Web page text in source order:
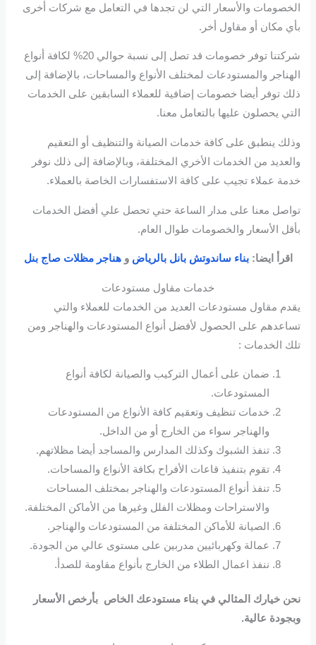
الخصومات والأسعار التي لن تجدها في التعامل مع شركات أخرى
بأي مكان أو مقاول أخر.
شركتنا توفر خصومات قد تصل إلى نسبة حوالي 20% لكافة أنواع
الهناجر والمستودعات لمختلف الأنواع والمساحات، بالإضافة إلى
ذلك توفر أيضا خصومات إضافية للعملاء السابقين على الخدمات
التي يحصلون عليها بالتعامل معنا.
وذلك ينطبق على كافة خدمات الصيانة والتنظيف أو التعقيم
والعديد من الخدمات الأخري المختلفة، وبالإضافة إلى ذلك نوفر
خدمة عملاء تجيب على كافة الاستفسارات الخاصة بالعملاء.
تواصل معنا على مدار الساعة حتي تحصل علي أفضل الخدمات
بأقل الأسعار والخصومات طوال العام.
اقرأ ايضا:بناء ساندوتش بانل بالرياض وهناجر مظلات صاج بنل
خدمات مقاول مستودعات
يقدم مقاول مستودعات العديد من الخدمات للعملاء والتي
تساعدهم على الحصول لأفضل أنواع المستودعات والهناجر ومن
تلك الخدمات :
ضمان على أعمال التركيب والصيانة لكافة أنواع
المستودعات.
خدمات تنظيف وتعقيم كافة الأنواع من المستودعات
والهناجر سواء من الخارج أو من الداخل.
تنفذ الشبوك وكذلك المدارس والمساجد أيضا مظلاتهم.
تقوم بتنفيذ قاعات الأفراح بكافة الأنواع والمساحات.
تنفذ أنواع المستودعات والهناجر بمختلف المساحات
والاستراحات ومظلات الفلل وغيرها من الأماكن المختلفة.
الصيانة للأماكن المختلفة من المستودعات والهناجر.
عمالة وكهربائيين مدربين على مستوى عالي من الجودة.
ننفذ اعمال الطلاء من الخارج بأنواع مقاومة للصدأ.
نحن خيارك المثالي في بناء مستودعك الخاص بأرخص الأسعار
وبجودة عالية.